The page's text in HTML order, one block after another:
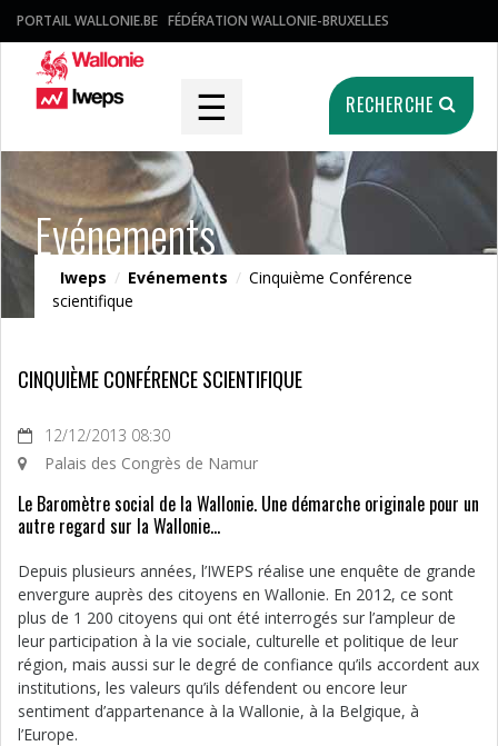
PORTAIL WALLONIE.BE FÉDÉRATION WALLONIE-BRUXELLES
☰ RECHERCHE
Evénements
Iweps / Evénements / Cinquième Conférence
scientifique
CINQUIÈME CONFÉRENCE SCIENTIFIQUE
12/12/2013 08:30
Palais des Congrès de Namur
Le Baromètre social de la Wallonie. Une démarche originale pour un
autre regard sur la Wallonie…
Depuis plusieurs années, l’IWEPS réalise une enquête de grande
envergure auprès des citoyens en Wallonie. En 2012, ce sont
plus de 1 200 citoyens qui ont été interrogés sur l’ampleur de
leur participation à la vie sociale, culturelle et politique de leur
région, mais aussi sur le degré de confiance qu’ils accordent aux
institutions, les valeurs qu’ils défendent ou encore leur
sentiment d’appartenance à la Wallonie, à la Belgique, à
l’Europe.